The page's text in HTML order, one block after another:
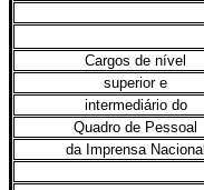
Cargos de nível
superior e
intermediário do
Quadro de Pessoal
da Imprensa Nacional